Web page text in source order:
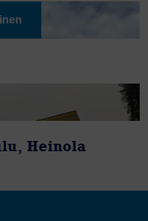
Heinola